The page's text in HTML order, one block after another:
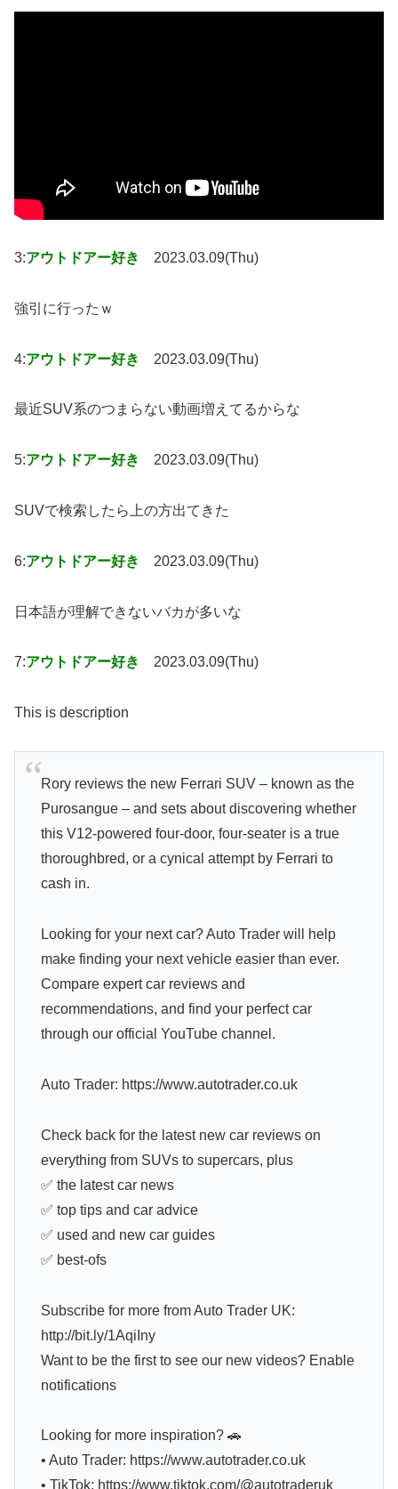
3:アウトドアー好き 2023.03.09(Thu)
強引に行ったｗ
4:アウトドアー好き 2023.03.09(Thu)
最近SUV系のつまらない動画増えてるからな
5:アウトドアー好き 2023.03.09(Thu)
SUVで検索したら上の方出てきた
6:アウトドアー好き 2023.03.09(Thu)
日本語が理解できないバカが多いな
7:アウトドアー好き 2023.03.09(Thu)
This is description
Rory reviews the new Ferrari SUV – known as the
Purosangue – and sets about discovering whether
this V12-powered four-door, four-seater is a true
thoroughbred, or a cynical attempt by Ferrari to
cash in.
Looking for your next car? Auto Trader will help
make finding your next vehicle easier than ever.
Compare expert car reviews and
recommendations, and find your perfect car
through our official YouTube channel.
Auto Trader: https://www.autotrader.co.uk
Check back for the latest new car reviews on
everything from SUVs to supercars, plus
✅ the latest car news
✅ top tips and car advice
✅ used and new car guides
✅ best-ofs
Subscribe for more from Auto Trader UK:
http://bit.ly/1AqiIny
Want to be the first to see our new videos? Enable
notifications
Looking for more inspiration? 🚗
• Auto Trader: https://www.autotrader.co.uk
• TikTok: https://www.tiktok.com/@autotraderuk